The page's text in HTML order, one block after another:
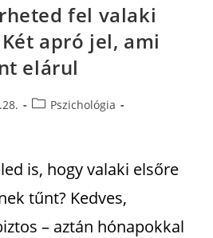
fel valaki
apró jel, ami
elárul
Pszichológia
is, hogy valaki elsőre
tűnt? Kedves,
– aztán hónapokkal